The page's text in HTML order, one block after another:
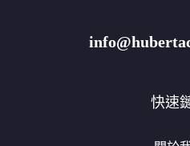
快速